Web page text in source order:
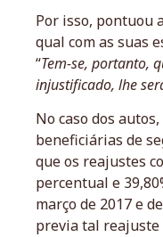
Por isso, pontuou
qual com as suas
“Tem-se, portanto,
injustificado, lhe
No caso dos
beneficiárias de
que os reajustes
percentual e
março de 2017 e
previa tal reajuste